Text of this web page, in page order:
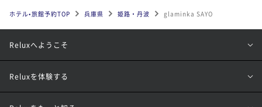
ホテル•旅館予約TOP 兵庫県 姫路・丹波 glaminka SAYO
Reluxへようこそ
Reluxを体験する